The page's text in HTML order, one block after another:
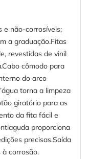
e não-corrosíveis;
a graduação.Fitas
revestidas de vinil
cômodo para
do arco
torna a limpeza
giratório para as
da fita fácil e
proporciona
precisas.Saída
corrosão.